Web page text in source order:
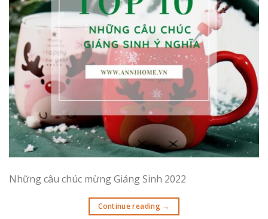
Những câu chúc mừng Giáng Sinh 2022
Continue reading →